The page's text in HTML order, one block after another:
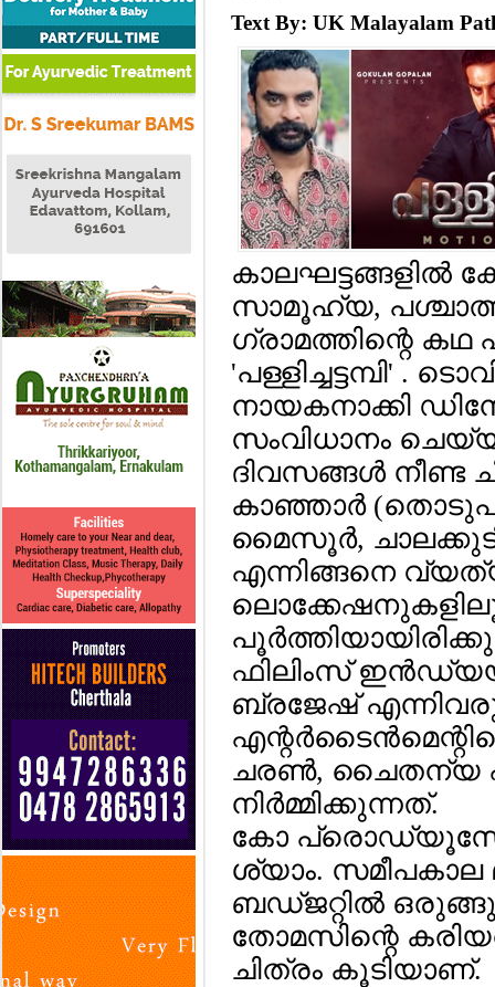
Text By: UK Malayalam
കാലഘട്ടങ്ങളില്‍
സാമൂഹ്യ,
ഗ്രാമത്തിന്റെ
'പള്ളിച്ചട്ടമ്പി' .
നായകനാക്കി
സംവിധാനം
ദിവസങ്ങള്‍ നീണ്ട
കാഞ്ഞാര്‍
മൈസൂര്‍,
എന്നിങ്ങനെ
ഫിലിംസ്
ബ്രജേഷ്
ചരണ്‍, ചൈതന്യ
നിര്‍മ്മിക്കുന്നത്.
കോ
ശ്യാം. സമീപകാല
ബഡ്ജറ്റില്‍
തോമസിന്റെ
ചിത്രം കൂടിയാണ്.